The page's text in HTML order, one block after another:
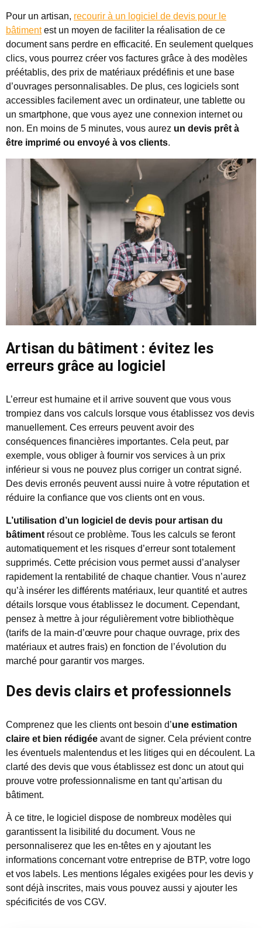
Pour un artisan, recourir à un logiciel de devis pour le
bâtimentest un moyen de faciliter la réalisation de ce
document sans perdre en efficacité. En seulement quelques
clics, vous pourrez créer vos factures grâce à des modèles
préétablis, des prix de matériaux prédéfinis et une base
d’ouvrages personnalisables. De plus, ces logiciels sont
accessibles facilement avec un ordinateur, une tablette ou
un smartphone, que vous ayez une connexion internet ou
non. En moins de 5 minutes, vous aurez un devis prêt à
être imprimé ou envoyé à vos clients.
Artisan du bâtiment : évitez les
erreurs grâce au logiciel
L’erreur est humaine et il arrive souvent que vous vous
trompiez dans vos calculs lorsque vous établissez vos devis
manuellement. Ces erreurs peuvent avoir des
conséquences financières importantes. Cela peut, par
exemple, vous obliger à fournir vos services à un prix
inférieur si vous ne pouvez plus corriger un contrat signé.
Des devis erronés peuvent aussi nuire à votre réputation et
réduire la confiance que vos clients ont en vous.
L’utilisation d’un logiciel de devis pour artisan du
bâtiment résout ce problème. Tous les calculs se feront
automatiquement et les risques d’erreur sont totalement
supprimés. Cette précision vous permet aussi d’analyser
rapidement la rentabilité de chaque chantier. Vous n’aurez
qu’à insérer les différents matériaux, leur quantité et autres
détails lorsque vous établissez le document. Cependant,
pensez à mettre à jour régulièrement votre bibliothèque
(tarifs de la main-d’œuvre pour chaque ouvrage, prix des
matériaux et autres frais) en fonction de l’évolution du
marché pour garantir vos marges.
Des devis clairs et professionnels
Comprenez que les clients ont besoin d’une estimation
claire et bien rédigée avant de signer. Cela prévient contre
les éventuels malentendus et les litiges qui en découlent. La
clarté des devis que vous établissez est donc un atout qui
prouve votre professionnalisme en tant qu’artisan du
bâtiment.
À ce titre, le logiciel dispose de nombreux modèles qui
garantissent la lisibilité du document. Vous ne
personnaliserez que les en-têtes en y ajoutant les
informations concernant votre entreprise de BTP, votre logo
et vos labels. Les mentions légales exigées pour les devis y
sont déjà inscrites, mais vous pouvez aussi y ajouter les
spécificités de vos CGV.